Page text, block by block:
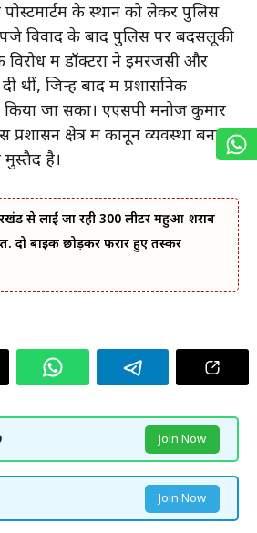
के स्थान को लेकर पुलिस
विवाद के बाद पुलिस पर बदसलूकी
में डॉक्टरों ने इमरजेंसी और
थीं, जिन्हें बाद में प्रशासनिक
जा सका। एएसपी मनोज कुमार
क्षेत्र में कानून व्यवस्था बनाए
है।
से लाई जा रही 300 लीटर महुआ शराब
दो बाइक छोड़कर फरार हुए तस्कर
Join Now
Join Now